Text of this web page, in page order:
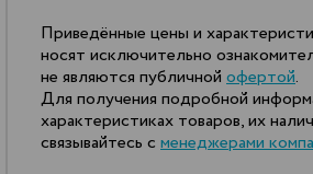
Приведённые цены и
носят исключительно
не являются публичной офертой.
Для получения подробной
характеристиках товаров, их
связывайтесь с менеджерами